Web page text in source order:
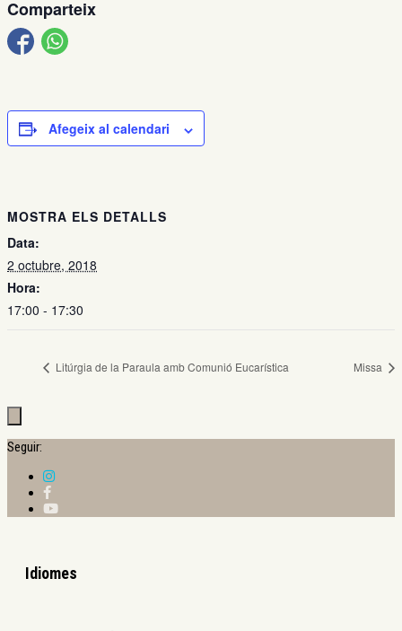
Comparteix
Afegeix al calendari
MOSTRA ELS DETALLS
Data:
2 octubre, 2018
Hora:
17:00 - 17:30
Litúrgia de la Paraula amb Comunió Eucarística Missa
Seguir:
Idiomes